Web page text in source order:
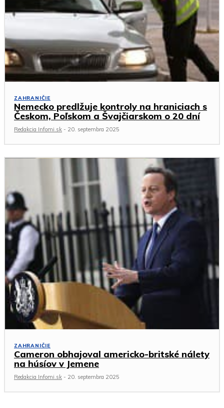
ZAHRANIČIE
Nemecko predlžuje kontroly na hraniciach s
Českom, Poľskom a Švajčiarskom o 20 dní
Redakcia Infomi.sk - 20. septembra 2025
ZAHRANIČIE
Cameron obhajoval americko-britské nálety
na húsíov v Jemene
Redakcia Infomi.sk - 20. septembra 2025